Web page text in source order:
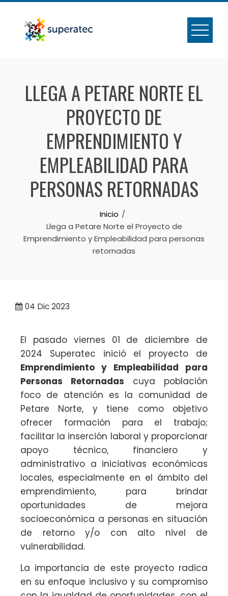
LLEGA A PETARE NORTE EL
PROYECTO DE
EMPRENDIMIENTO Y
EMPLEABILIDAD PARA
PERSONAS RETORNADAS
Inicio
Llega a Petare Norte el Proyecto de
Emprendimiento y Empleabilidad para personas
retornadas
04 Dic 2023
El pasado viernes 01 de diciembre de
2024 Superatec inició el proyecto de
Emprendimiento y Empleabilidad para
Personas Retornadas cuya población
foco de atención es la comunidad de
Petare Norte, y tiene como objetivo
ofrecer formación para el trabajo;
facilitar la inserción laboral y proporcionar
apoyo técnico, financiero y
administrativo a iniciativas económicas
locales, especialmente en el ámbito del
emprendimiento, para brindar
oportunidades de mejora
socioeconómica a personas en situación
de retorno y/o con alto nivel de
vulnerabilidad.
La importancia de este proyecto radica
en su enfoque inclusivo y su compromiso